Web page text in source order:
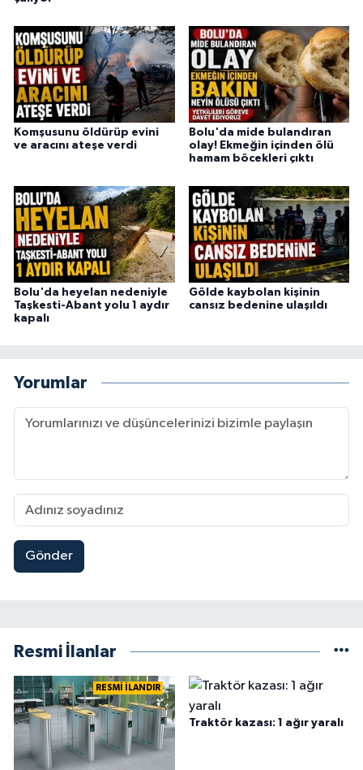
Komşusunu öldürüp evini
ve aracını ateşe verdi
Bolu'da mide bulandıran
olay! Ekmeğin içinden ölü
hamam böcekleri çıktı
Bolu'da heyelan nedeniyle
Taşkesti-Abant yolu 1 aydır
kapalı
Gölde kaybolan kişinin
cansız bedenine ulaşıldı
Yorumlar
Gönder
Resmi İlanlar
RESMİ İLANDIR
Traktör kazası: 1 ağır yaralı